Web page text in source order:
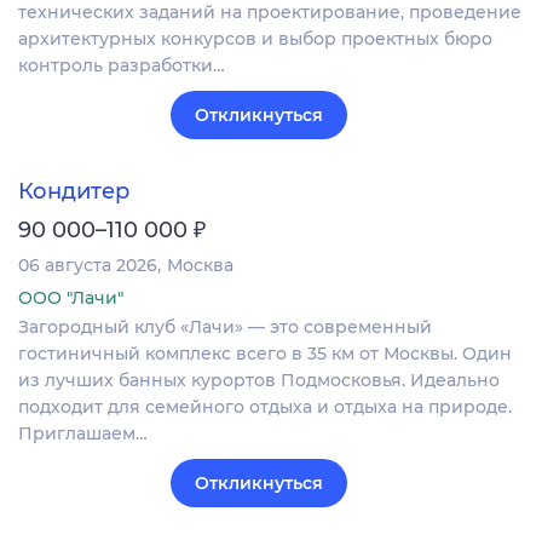
технических заданий на проектирование, проведение
архитектурных конкурсов и выбор проектных бюро
контроль разработки…
Откликнуться
Кондитер
90 000–110 000 ₽
06 августа 2026 Москва
ООО "Лачи"
Загородный клуб «Лачи» — это современный
гостиничный комплекс всего в 35 км от Москвы. Один
из лучших банных курортов Подмосковья. Идеально
подходит для семейного отдыха и отдыха на природе.
Приглашаем…
Откликнуться